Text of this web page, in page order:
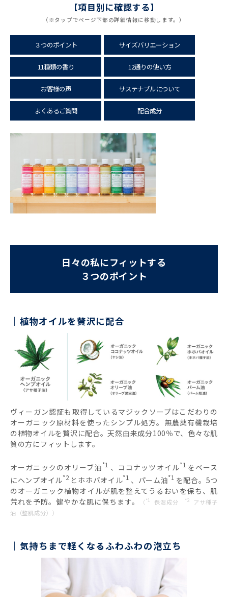
【項目別に確認する】
（※タップでページ下部の詳細情報に移動します。）
３つのポイント サイズバリエーション
11種類の香り 12通りの使い方
お客様の声 サステナブルについて
よくあるご質問 配合成分
日々の私にフィットする
３つのポイント
植物オイルを贅沢に配合
ヴィーガン認証も取得しているマジックソープはこだわりの
オーガニック原材料を使ったシンプル処方。無農薬有機栽培
の植物オイルを贅沢に配合。天然由来成分100％で、色々な肌
質の方にフィットします。
オーガニックのオリーブ油*1 、ココナッツオイル*1 をベース
にヘンプオイル*2 とホホバオイル*1 、パーム油*1 を配合。5つ
のオーガニック植物オイルが肌を整えてうるおいを保ち、肌
荒れを予防。健やかな肌に保ちます。
（ *1 保湿成分 *2
アサ種子
油（整肌成分））
気持ちまで軽くなるふわふわの泡立ち